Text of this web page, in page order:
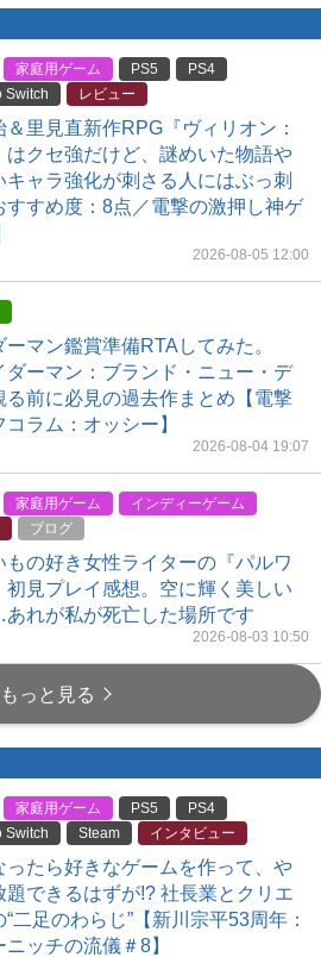
家庭用ゲーム PS5
PS4
Switch
レビュー
＆里見直新作RPG『ヴィリオン：
はクセ強だけど、謎めいた物語や
キャラ強化が刺さる人にはぶっ刺
すすめ度：8点／電撃の激押し神ゲ
2026-08-05 12:00
ーマン鑑賞準備RTAしてみた。
ダーマン：ブランド・ニュー・デ
る前に必見の過去作まとめ【電撃
コラム：オッシー】
2026-08-04 19:07
家庭用ゲーム
インディーゲーム
ブログ
もの好き女性ライターの『パルワ
初見プレイ感想。空に輝く美しい
れが私が死亡した場所です
2026-08-03 10:50
もっと見る
家庭用ゲーム PS5
PS4
Switch
Steam インタビュー
ったら好きなゲームを作って、や
題できるはずが!? 社長業とクリエ
二足のわらじ”【新川宗平53周年：
ニッチの流儀＃8】